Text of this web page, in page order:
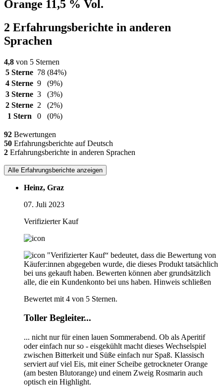
Orange 11,5 % Vol.
2 Erfahrungsberichte in anderen
Sprachen
4,8 von 5 Sternen
5 Sterne 78 (84%)
4 Sterne 9
(9%)
3 Sterne 3
(3%)
2 Sterne 2
(2%)
1 Stern
0 (0%)
92 Bewertungen
50 Erfahrungsberichte auf Deutsch
2 Erfahrungsberichte in anderen Sprachen
Alle Erfahrungsberichte anzeigen
Heinz, Graz
07. Juli 2023
Verifizierter Kauf
"Verifizierter Kauf“ bedeutet, dass die Bewertung von
Käufer:innen abgegeben wurde, die dieses Produkt tatsächlich
bei uns gekauft haben. Bewerten können aber grundsätzlich
alle, die ein Kundenkonto bei uns haben. Hinweis schließen
Bewertet mit 4 von 5 Sternen.
Toller Begleiter...
... nicht nur für einen lauen Sommerabend. Ob als Aperitif
oder einfach nur so - eisgekühlt macht dieses Wechselspiel
zwischen Bitterkeit und Süße einfach nur Spaß. Klassisch
serviert auf viel Eis, mit einer Scheibe getrockneter Orange
(am besten Blutorange) und einem Zweig Rosmarin auch
optisch ein Highlight.